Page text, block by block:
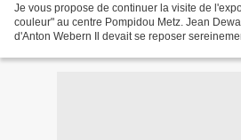
Je vous propose de continuer la visite de
couleur" au centre Pompidou Metz. Jean
d'Anton Webern Il devait se reposer